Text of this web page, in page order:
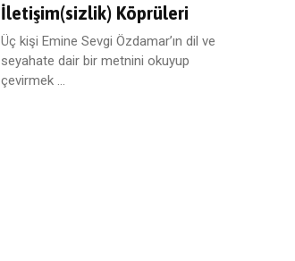
İletişim(sizlik) Köprüleri
Üç kişi Emine Sevgi Özdamar’ın dil ve
seyahate dair bir metnini okuyup
çevirmek ...